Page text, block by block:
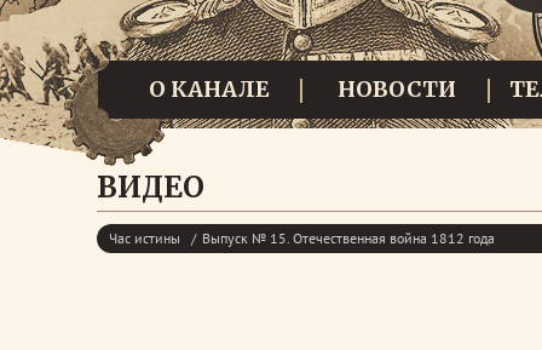
О КАНАЛЕ НОВОСТИ
ВИДЕО
Час истины Выпуск № 15. Отечественная война 1812 года